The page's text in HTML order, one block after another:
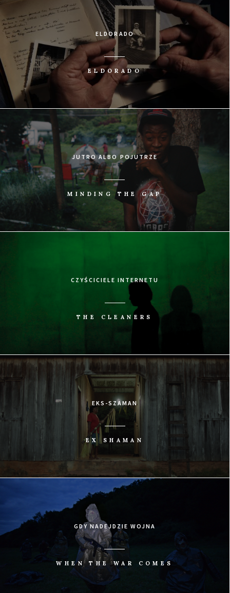
ELDORADO
ELDORADO
JUTRO ALBO POJUTRZE
MINDING THE GAP
CZYŚCICIELE INTERNETU
THE CLEANERS
EKS-SZAMAN
EX SHAMAN
GDY NADEJDZIE WOJNA
WHEN THE WAR COMES